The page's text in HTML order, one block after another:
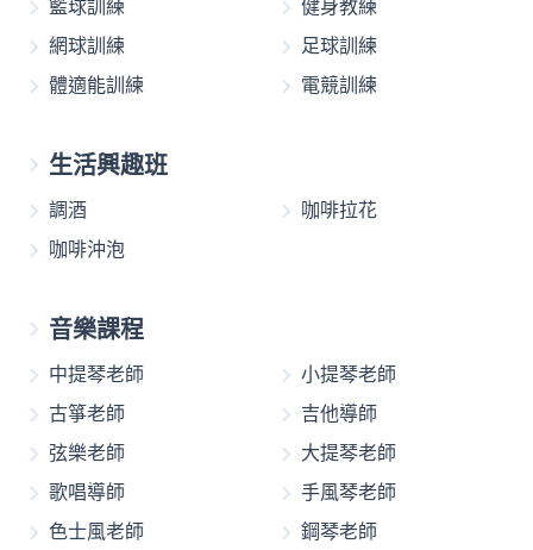
籃球訓練
健身教練
網球訓練
足球訓練
體適能訓練
電競訓練
生活興趣班
調酒
咖啡拉花
咖啡沖泡
音樂課程
中提琴老師
小提琴老師
古箏老師
吉他導師
弦樂老師
大提琴老師
歌唱導師
手風琴老師
色士風老師
鋼琴老師